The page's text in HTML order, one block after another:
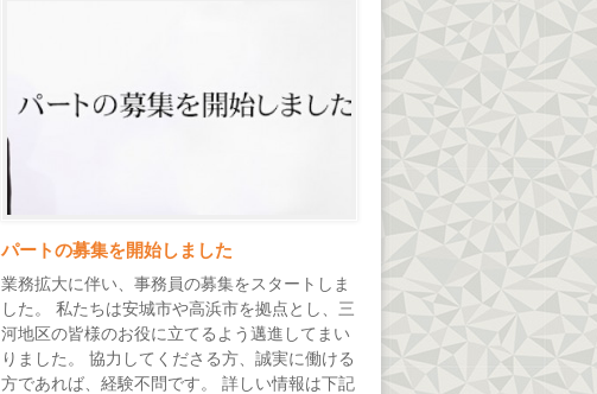
パートの募集を開始しました
業務拡大に伴い、事務員の募集をスタートしま
した。 私たちは安城市や高浜市を拠点とし、三
河地区の皆様のお役に立てるよう邁進してまい
りました。 協力してくださる方、誠実に働ける
方であれば、経験不問です。 詳しい情報は下記